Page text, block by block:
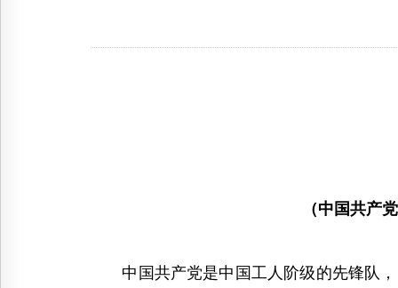
（中国共产
中国共产党是中国工人阶级的先锋队，